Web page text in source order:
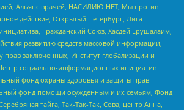
Альянс врачей, НАСИЛИЮ.НЕТ, Мы против
действие, Открытый Петербург, Лига
Гражданский Союз, Хасдей Ерушалаим,
развитию средств массовой информации,
прав заключенных, Институт глобализации и
социально-информационных инициатив
фонд охраны здоровья и защиты прав
фонд помощи осужденным и их семьям, Фонд
тайга, Так-Так-Так, Сова, центр Анна,